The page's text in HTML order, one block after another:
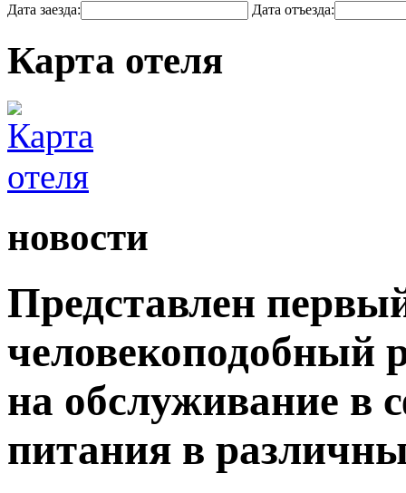
Дата заезда: Дата отъезда:
Карта отеля
новости
Представлен
человекоподобный
на обслуживание в
питания в